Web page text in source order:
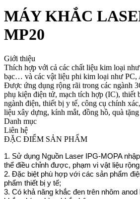
MÁY KHẮC
MP20
Giới thiệu
Thích hợp với cả các chất liệu kim loại
bạc… và các vật liệu phi kim loại như
Được ứng dụng rộng rãi trong các ngành
phụ kiện điện tử, mạch tích hợp (IC), thiết
ngành điện, thiết bị y tế, công cụ chính
liệu xây dựng, kính mắt, đồng hồ, quà
Danh mục
Liên hệ
ĐẶC ĐIỂM SẢN PHẨM
1. Sử dụng Nguồn Laser IPG-MOPA
thể điều chỉnh được, phạm vi vật liệu
2. Đặc biệt phù hợp với các sản phẩm
phẩm thiết bị y tế;
3. Có khả năng khắc đen trên nhôm